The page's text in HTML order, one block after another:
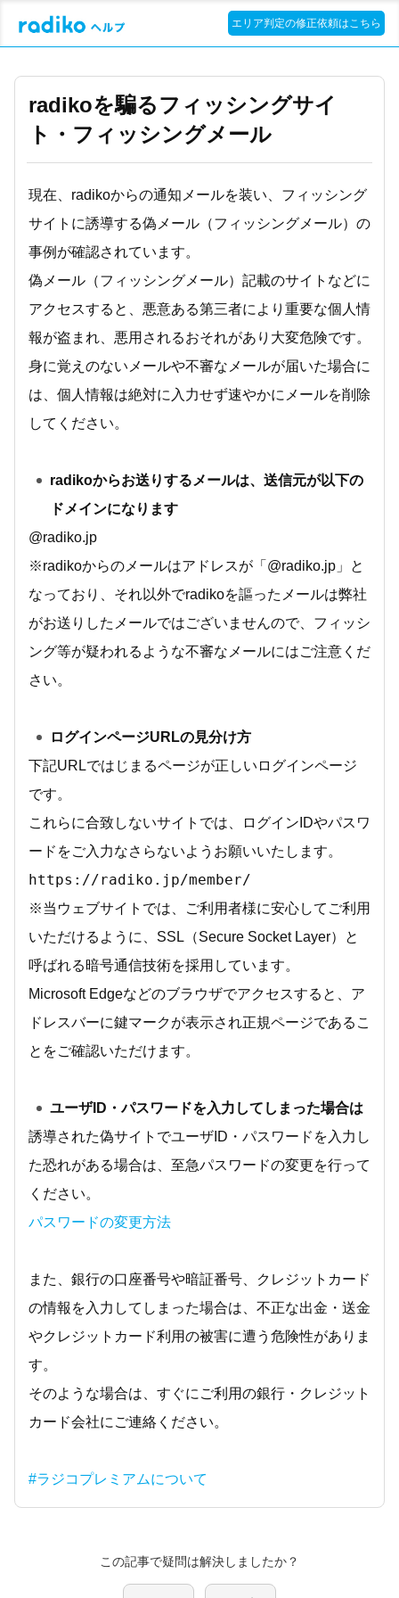
エリア判定の修正依頼はこちら
radikoを騙るフィッシングサイ
ト・フィッシングメール
現在、radikoからの通知メールを装い、フィッシング
サイトに誘導する偽メール（フィッシングメール）の
事例が確認されています。
偽メール（フィッシングメール）記載のサイトなどに
アクセスすると、悪意ある第三者により重要な個人情
報が盗まれ、悪用されるおそれがあり大変危険です。
身に覚えのないメールや不審なメールが届いた場合に
は、個人情報は絶対に入力せず速やかにメールを削除
してください。
radikoからお送りするメールは、送信元が以下の
ドメインになります
@radiko.jp
※radikoからのメールはアドレスが「@radiko.jp」と
なっており、それ以外でradikoを謳ったメールは弊社
がお送りしたメールではございませんので、フィッシ
ング等が疑われるような不審なメールにはご注意くだ
さい。
ログインページURLの見分け方
下記URLではじまるページが正しいログインページ
です。
これらに合致しないサイトでは、ログインIDやパスワ
ードをご入力なさらないようお願いいたします。
https: //radiko.jp/member/
※当ウェブサイトでは、ご利用者様に安心してご利用
いただけるように、SSL（Secure Socket Layer）と
呼ばれる暗号通信技術を採用しています。
Microsoft Edgeなどのブラウザでアクセスすると、ア
ドレスバーに鍵マークが表示され正規ページであるこ
とをご確認いただけます。
ユーザID・パスワードを入力してしまった場合は
誘導された偽サイトでユーザID・パスワードを入力し
た恐れがある場合は、至急パスワードの変更を行って
ください。
パスワードの変更方法
また、銀行の口座番号や暗証番号、クレジットカード
の情報を入力してしまった場合は、不正な出金・送金
やクレジットカード利用の被害に遭う危険性がありま
す。
そのような場合は、すぐにご利用の銀行・クレジット
カード会社にご連絡ください。
#ラジコプレミアムについて
この記事で疑問は解決しましたか？